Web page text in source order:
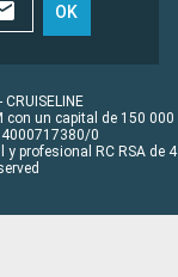
OK
con un capital de 150 000
4000717380/0
profesional RC RSA de